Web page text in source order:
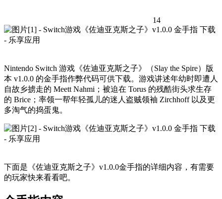
14
Nintendo Switch 游戏《佐迪亚克斯之子》（Slay the Spire）版
本 v1.0.0 的金手指作弊代码可供下载。游戏讲述年幼时即遭人
自故乡掳走的 Meett Nahmi；被迫在 Torus 的残酷街头求生存
的 Brice；率领一帮年轻孤儿的迷人盗贼领袖 Zirchhoff 以及更
多淘气的捣蛋鬼。
下面是《佐迪亚克斯之子》v1.0.0金手指的详细内容，有需要
的玩家快来看看吧。